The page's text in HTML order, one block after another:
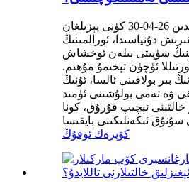
دۇنياسىدا، ئورالمىنىڭ
سۈپىتى بىلەن ئوخشاش
ئۈچۈن تېخىمۇ مۇھىم.
بىر بولاقىنى ئالسا، ئۇنىڭ
ۋە تەمى بولۇشىنى ئۈمىد
خالتىنى ئېچىپ قۇرۇق، كونا
كۆپرەك ئوقۇڭ